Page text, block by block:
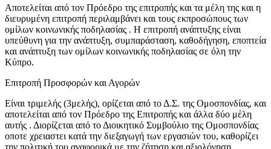
Αποτελείται από τον Πρόεδρο της επιτροπής και τα μέλη της και η
διευρυμένη επιτροπή περιλαμβάνει και τους εκπροσώπους των
ομίλων κοινωνικής ποδηλασίας . Η επιτροπή ανάπτυξης είναι
υπεύθυνη για την ανάπτυξη, συμπαράσταση, καθοδήγηση, εποπτεία
και ανάπτυξη των ομίλων κοινωνικής ποδηλασίας σε όλη την
Κύπρο.
Επιτροπή Προσφορών και Αγορών
Είναι τριμελής (3μελής), ορίζεται από το Δ.Σ. της Ομοσπονδίας, και
αποτελείται από τον Πρόεδρο της Επιτροπής και άλλα δύο μέλη
αυτής . Διορίζεται από το Διοικητικό Συμβούλιο της Ομοσπονδίας
οποτε χρειαστει κατά την διεξαγωγή των εργασιών του, καθορίζει